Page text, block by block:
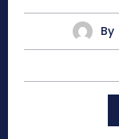
By